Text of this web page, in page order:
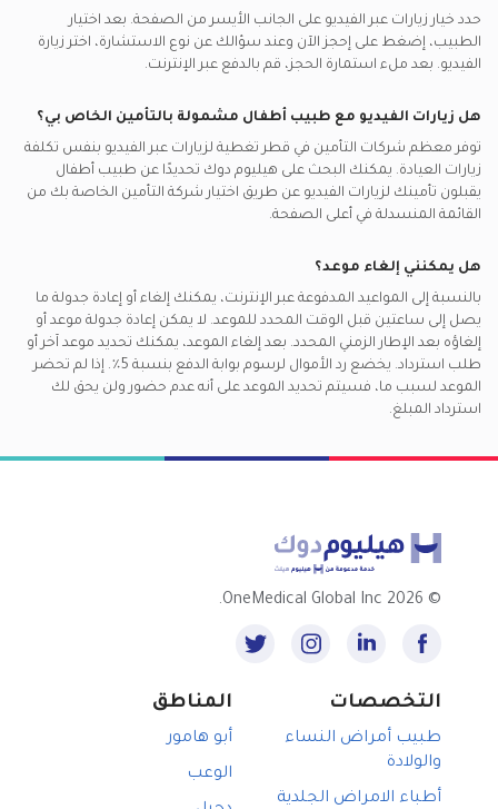
حدد خيار زيارات عبر الفيديو على الجانب الأيسر من الصفحة. بعد اختيار
الطبيب، إضغط على إحجز الآن وعند سؤالك عن نوع الاستشارة، اختر زيارة
الفيديو. بعد ملء استمارة الحجز، قم بالدفع عبر الإنترنت.
هل زيارات الفيديو مع طبيب أطفال مشمولة بالتأمين الخاص بي؟
توفر معظم شركات التأمين في قطر تغطية لزيارات عبر الفيديو بنفس تكلفة
زيارات العيادة. يمكنك البحث على هيليوم دوك تحديدًا عن طبيب أطفال
يقبلون تأمينك لزيارات الفيديو عن طريق اختيار شركة التأمين الخاصة بك من
القائمة المنسدلة في أعلى الصفحة.
هل يمكنني إلغاء موعد؟
بالنسبة إلى المواعيد المدفوعة عبر الإنترنت، يمكنك إلغاء أو إعادة جدولة ما
يصل إلى ساعتين قبل الوقت المحدد للموعد. لا يمكن إعادة جدولة موعد أو
إلغاؤه بعد الإطار الزمني المحدد. بعد إلغاء الموعد، يمكنك تحديد موعد آخر أو
طلب استرداد. يخضع رد الأموال لرسوم بوابة الدفع بنسبة 5٪. إذا لم تحضر
الموعد لسبب ما، فسيتم تحديد الموعد على أنه عدم حضور ولن يحق لك
استرداد المبلغ.
©
2026 OneMedical Global Inc.
التخصصات
طبيب أمراض النساء
والولادة
أطباء الامراض الجلدية
المناطق
أبو هامور
الوعب